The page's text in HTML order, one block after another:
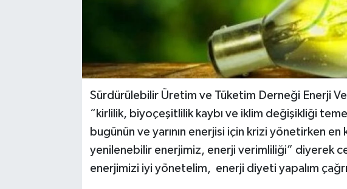
Sürdürülebilir Üretim ve Tüketim Derneği Enerji
“kirlilik, biyoçeşitlilik kaybı ve iklim değişikliği
bugünün ve yarının enerjisi için krizi yönetirken
yenilenebilir enerjimiz, enerji verimliliği” diyerek
enerjimizi iyi yönetelim, enerji diyeti yapalım